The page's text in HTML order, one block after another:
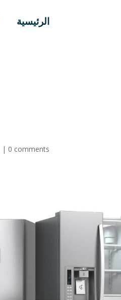
الرئيسية
| 0 comments